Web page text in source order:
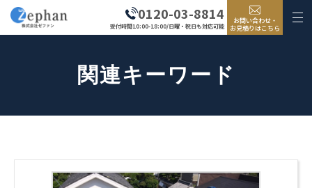
0120-03-8814
受付時間10:00-18:00/日曜・祝日も対応可能
お問い合わせ・
お見積りはこちら
関連キーワード